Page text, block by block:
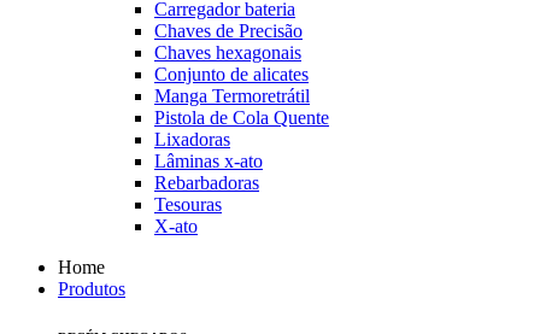
Carregador bateria
Chaves de Precisão
Chaves hexagonais
Conjunto de alicates
Manga Termoretrátil
Pistola de Cola Quente
Lixadoras
Lâminas x-ato
Rebarbadoras
Tesouras
X-ato
Home
Produtos